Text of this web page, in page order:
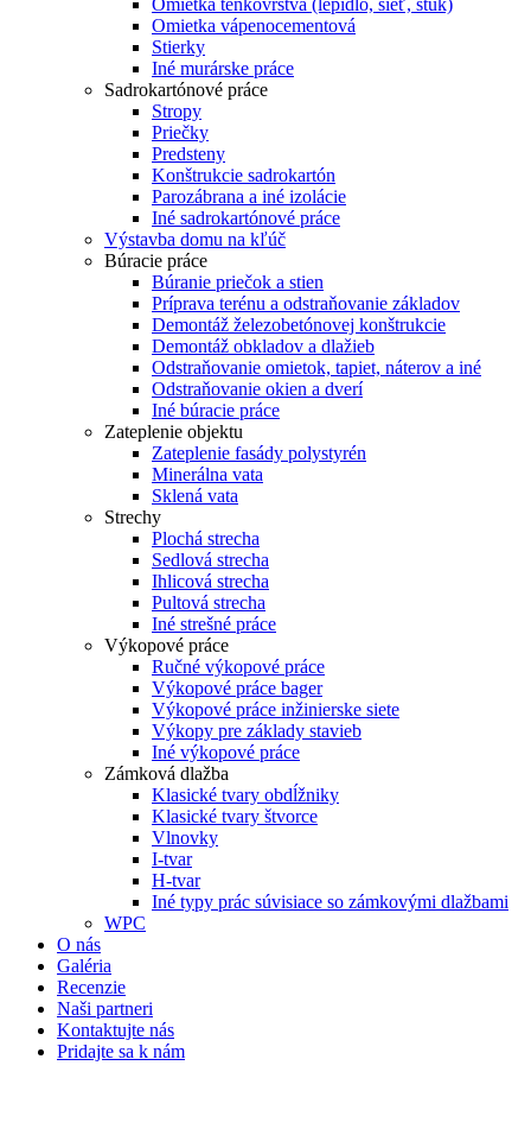
Omietka tenkovrstvá (lepidlo, sieť, štuk)
Omietka vápenocementová
Stierky
Iné murárske práce
Sadrokartónové práce
Stropy
Priečky
Predsteny
Konštrukcie sadrokartón
Parozábrana a iné izolácie
Iné sadrokartónové práce
Výstavba domu na kľúč
Búracie práce
Búranie priečok a stien
Príprava terénu a odstraňovanie základov
Demontáž železobetónovej konštrukcie
Demontáž obkladov a dlažieb
Odstraňovanie omietok, tapiet, náterov a iné
Odstraňovanie okien a dverí
Iné búracie práce
Zateplenie objektu
Zateplenie fasády polystyrén
Minerálna vata
Sklená vata
Strechy
Plochá strecha
Sedlová strecha
Ihlicová strecha
Pultová strecha
Iné strešné práce
Výkopové práce
Ručné výkopové práce
Výkopové práce bager
Výkopové práce inžinierske siete
Výkopy pre základy stavieb
Iné výkopové práce
Zámková dlažba
Klasické tvary obdĺžniky
Klasické tvary štvorce
Vlnovky
I-tvar
H-tvar
Iné typy prác súvisiace so zámkovými dlažbami
WPC
O nás
Galéria
Recenzie
Naši partneri
Kontaktujte nás
Pridajte sa k nám